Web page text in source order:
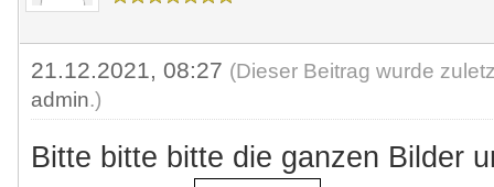
21.12.2021, 08:27 (Dieser Beitrag wurde
admin.)
Bitte bitte bitte die ganzen Bilder